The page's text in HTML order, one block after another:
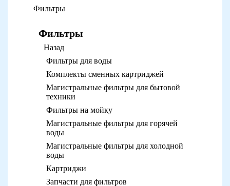
Фильтры
Фильтры
Назад
Фильтры для воды
Комплекты сменных картриджей
Магистральные фильтры для бытовой
техники
Фильтры на мойку
Магистральные фильтры для горячей
воды
Магистральные фильтры для холодной
воды
Картриджи
Запчасти для фильтров